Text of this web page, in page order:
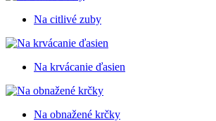
Na citlivé zuby
Na krvácanie ďasien
Na obnažené krčky